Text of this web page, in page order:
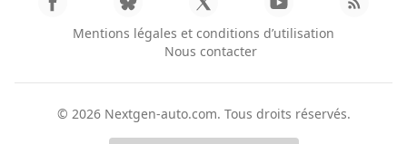
Mentions légales et conditions d’utilisation
Nous contacter
© 2026 Nextgen-auto.com. Tous droits réservés.